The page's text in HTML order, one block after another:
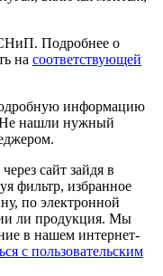
Подробнее о
на соответствующей
информацию
нашли нужный
сайт зайдя в
фильтр, избранное
по электронной
ли продукция. Мы
в нашем интернет-
с пользовательским